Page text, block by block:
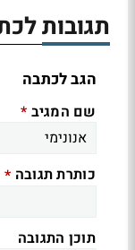
תגובות
הגב לכתבה
שם המגיב *
כותרת תגובה *
תוכן התגובה